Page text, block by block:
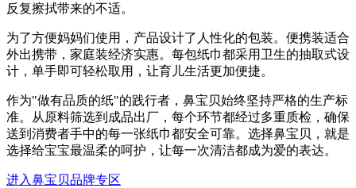
反复擦拭带来的不适。
为了方便妈妈们使用，产品设计了人性化的包装。便携装适合
外出携带，家庭装经济实惠。每包纸巾都采用卫生的抽取式设
计，单手即可轻松取用，让育儿生活更加便捷。
作为"做有品质的纸"的践行者，鼻宝贝始终坚持严格的生产标
准。从原料筛选到成品出厂，每个环节都经过多重质检，确保
送到消费者手中的每一张纸巾都安全可靠。选择鼻宝贝，就是
选择给宝宝最温柔的呵护，让每一次清洁都成为爱的表达。
进入鼻宝贝品牌专区